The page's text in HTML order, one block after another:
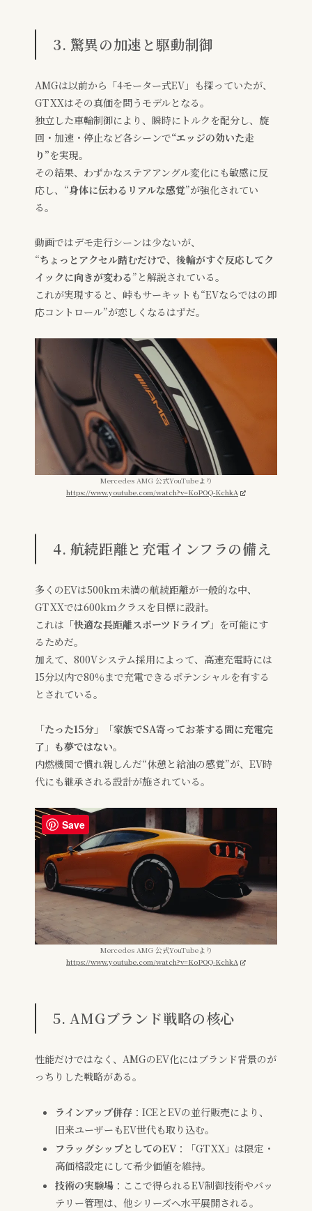
3. 驚異の加速と駆動制御
AMGは以前から「4モーター式EV」も探っていたが、
GT XXはその真価を問うモデルとなる。
独立した車輪制御により、瞬時にトルクを配分し、旋
回・加速・停止など各シーンで“エッジの効いた走
り”を実現。
その結果、わずかなステアアングル変化にも敏感に反
応し、“身体に伝わるリアルな感覚”が強化されてい
る。
動画ではデモ走行シーンは少ないが、
“ちょっとアクセル踏むだけで、後輪がすぐ反応してク
イックに向きが変わる”と解説されている。
これが実現すると、峠もサーキットも“EVならではの即
応コントロール”が恋しくなるはずだ。
Mercedes AMG 公式YouTubeより
https://www.youtube.com/watch?v=KoPOQ-KchkA
4. 航続距離と充電インフラの備え
多くのEVは500km未満の航続距離が一般的な中、
GT XXでは600kmクラスを目標に設計。
これは「快適な長距離スポーツドライブ 」を可能にす
るためだ。
加えて、800Vシステム採用によって、高速充電時には
15分以内で80％まで充電できるポテンシャルを有する
とされている。
「たった15分」「家族でSA寄ってお茶する間に充電完
了」も夢ではない。
内燃機関で慣れ親しんだ“休憩と給油の感覚”が、EV時
代にも継承される設計が施されている。
Mercedes AMG 公式YouTubeより
https://www.youtube.com/watch?v=KoPOQ-KchkA
5. AMGブランド戦略の核心
性能だけではなく、AMGのEV化にはブランド背景のが
っちりした戦略がある。
ラインアップ併存：ICEとEVの並行販売により、
旧来ユーザーもEV世代も取り込む。
フラッグシップとしてのEV：「GT XX」は限定・
高価格設定にして希少価値を維持。
技術の実験場：ここで得られるEV制御技術やバッ
テリー管理は、他シリーズへ水平展開される。
Save